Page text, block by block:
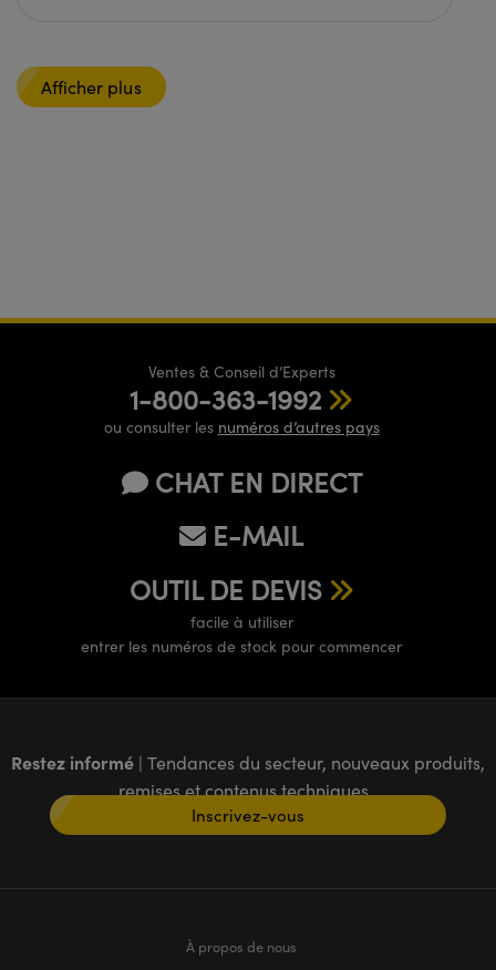
Afficher plus
Ventes & Conseil d’Experts
1-800-363-1992
ou consulter les numéros d’autres pays
CHAT EN DIRECT
E-MAIL
OUTIL DE DEVIS
facile à utiliser
entrer les numéros de stock pour commencer
Restez informé | Tendances du secteur, nouveaux produits,
remises et contenus techniques
Inscrivez-vous
À propos de nous